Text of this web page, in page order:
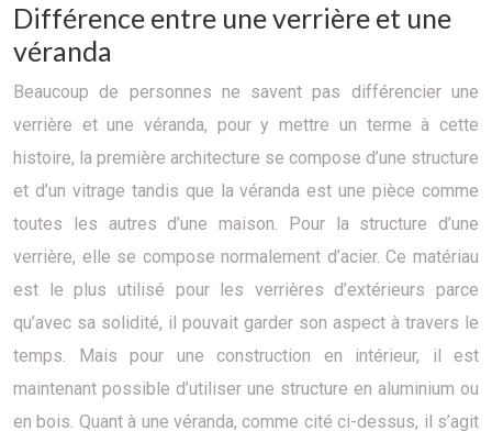
Différence entre une verrière et une
véranda
Beaucoup de personnes ne savent pas différencier une
verrière et une véranda, pour y mettre un terme à cette
histoire, la première architecture se compose d’une structure
et d’un vitrage tandis que la véranda est une pièce comme
toutes les autres d’une maison. Pour la structure d’une
verrière, elle se compose normalement d’acier. Ce matériau
est le plus utilisé pour les verrières d’extérieurs parce
qu’avec sa solidité, il pouvait garder son aspect à travers le
temps. Mais pour une construction en intérieur, il est
maintenant possible d’utiliser une structure en aluminium ou
en bois. Quant à une véranda, comme cité ci-dessus, il s’agit